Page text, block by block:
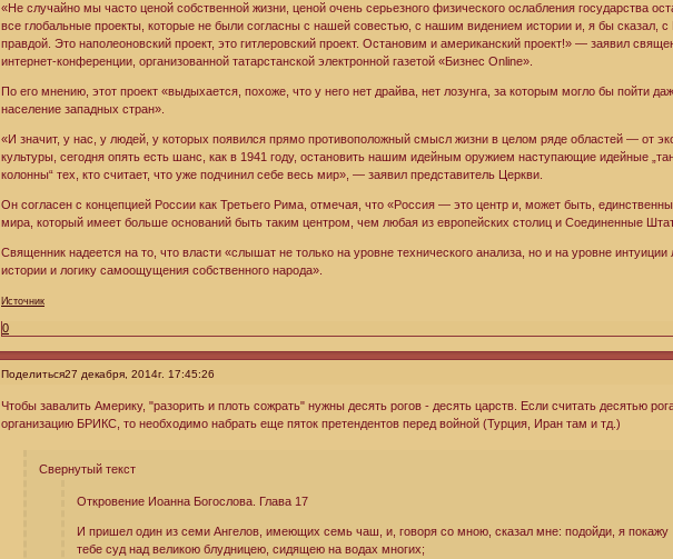
«Не случайно мы часто ценой собственной жизни, ценой очень серьезного физического ослабления государства
все глобальные проекты, которые не были согласны с нашей совестью, с нашим видением истории и, я бы сказал, с
правдой. Это наполеоновский проект, это гитлеровский проект. Остановим и американский проект!» — заявил
интернет-конференции, организованной татарстанской электронной газетой «Бизнес Online».
По его мнению, этот проект «выдыхается, похоже, что у него нет драйва, нет лозунга, за которым могло бы пойти
население западных стран».
«И значит, у нас, у людей, у которых появился прямо противоположный смысл жизни в целом ряде областей — от
культуры, сегодня опять есть шанс, как в 1941 году, остановить нашим идейным оружием наступающие идейные
колонны“ тех, кто считает, что уже подчинил себе весь мир», — заявил представитель Церкви.
Он согласен с концепцией России как Третьего Рима, отмечая, что «Россия — это центр и, может быть,
мира, который имеет больше оснований быть таким центром, чем любая из европейских столиц и Соединенные
Священник надеется на то, что власти «слышат не только на уровне технического анализа, но и на уровне интуиции
истории и логику самоощущения собственного народа».
Источник
0
Поделиться27 декабря, 2014г. 17:45:26
Чтобы завалить Америку, "разорить и плоть сожрать" нужны десять рогов - десять царств. Если считать десятью
организацию БРИКС, то необходимо набрать еще пяток претендентов перед войной (Турция, Иран там и тд.)
Свернутый текст
Откровение Иоанна Богослова. Глава 17
И пришел один из семи Ангелов, имеющих семь чаш, и, говоря со мною, сказал мне: подойди, я покажу
тебе суд над великою блудницею, сидящею на водах многих;